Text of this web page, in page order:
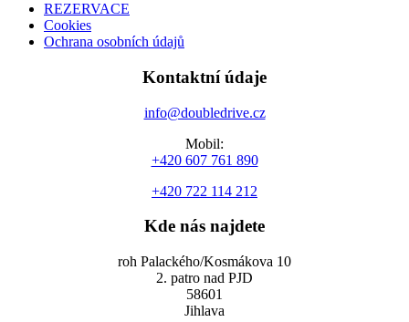
REZERVACE
Cookies
Ochrana osobních údajů
Kontaktní údaje
info@doubledrive.cz
Mobil:
+420 607 761 890
+420 722 114 212
Kde nás najdete
roh Palackého/Kosmákova 10
2. patro nad PJD
58601
Jihlava